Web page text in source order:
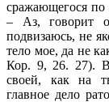
сражающегося по
– Аз, говорит
подвизаюсь, не
тело мое, да не
Кор. 9, 26. 27).
своей, как на
главное дело